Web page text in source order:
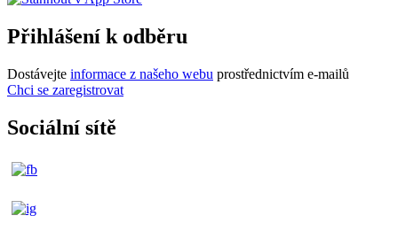
Přihlášení k odběru
Dostávejte informace z našeho webu prostřednictvím e-mailů
Chci se zaregistrovat
Sociální sítě